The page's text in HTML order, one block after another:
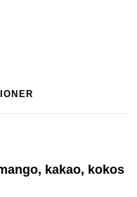
kakao, kokos